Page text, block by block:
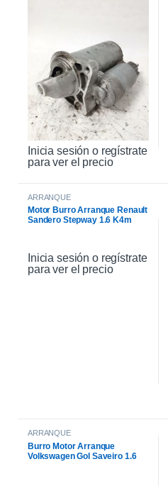
Inicia sesión o regístrate
para ver el precio
ARRANQUE
Motor Burro Arranque Renault
Sandero Stepway 1.6 K4m
Inicia sesión o regístrate
para ver el precio
ARRANQUE
Burro Motor Arranque
Volkswagen Gol Saveiro 1.6